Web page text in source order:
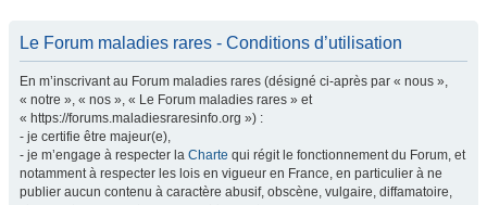
Le Forum maladies rares - Conditions d’utilisation
En m’inscrivant au Forum maladies rares (désigné ci-après par « nous »,
« notre », « nos », « Le Forum maladies rares » et
« https://forums.maladiesraresinfo.org ») :
- je certifie être majeur(e),
- je m’engage à respecter la Charte qui régit le fonctionnement du Forum, et
notamment à respecter les lois en vigueur en France, en particulier à ne
publier aucun contenu à caractère abusif, obscène, vulgaire, diffamatoire,